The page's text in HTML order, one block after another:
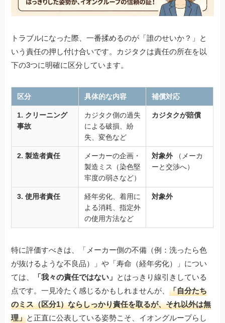
トラブルになった際、一番揉めるのが「誰のせいか？」と
いう責任の押し付け合いです。カジタクは責任の所在を以
下の3つに明確に区分しています。
区分 具体的な内容 補償対応
1. クリーニング
事故
カジタク側の過失
による破損、紛
失、変色など
カジタクが賠償
2. 製造者責任
メーカーの企画・
製造ミス（染色堅
牢度の弱さなど）
対象外（メーカ
ーと交渉へ）
3. 使用者責任
経年劣化、着用に
よる消耗、指定外
の使用方法など
対象外
特に評価すべきは、「メーカー側の不備（例：洗ったら色
が抜けるような不良品）」や「寿命（経年劣化）」につい
ては、
「我々の責任ではない」 とはっきり線引きしている
点です。一見冷たく感じるかもしれませんが、「自分たち
のミス（区分1）ならしっかり責任を取るが、それ以外は無
理」と正直に公表している姿勢こそ、イオングループらし